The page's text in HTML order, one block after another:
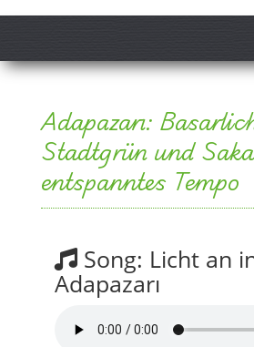
Adapazarı:
Stadtgrün und
entspanntes Tempo
Song: Licht an
Adapazarı